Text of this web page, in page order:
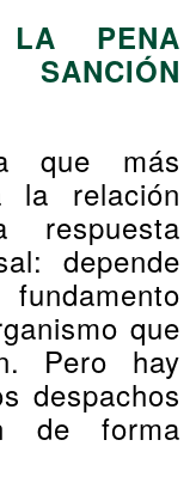
LA PENA
que más
la relación
respuesta
depende
que
Pero hay
despachos
de forma